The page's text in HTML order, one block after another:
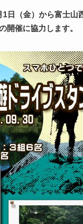
（金）から富士山
開催に協力します。